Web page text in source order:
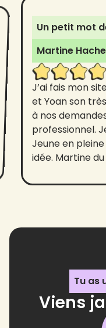
Un petit mot
Martine Hache
J’ai fais mon
et Yoan son
à nos
professionnel.
Jeune en
idée. Martine
Tu as
Viens